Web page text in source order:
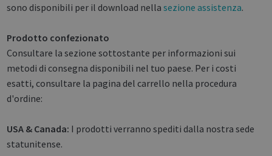
sono disponibili per il download nellasezione assistenza.
Prodotto confezionato
Consultare la sezione sottostante per informazioni sui
metodi di consegna disponibili nel tuo paese. Per i costi
esatti, consultare la pagina del carrello nella procedura
d'ordine:
USA & Canada: I prodotti verranno spediti dalla nostra sede
statunitense.